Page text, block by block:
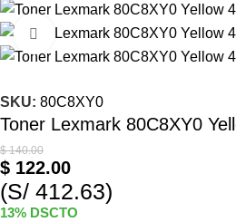
Haga clic para ampliar
SKU: 80C8XY0
Toner Lexmark 80C8XY0
$140.00
$ 122.00
(S/ 412.63)
13% DSCTO